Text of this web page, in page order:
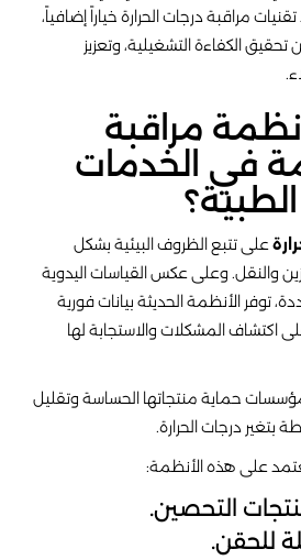
مراقبة درجات الحرارة خياراً إضافياً،
الكفاءة التشغيلية، وتعزيز
مراقبة
في الخدمات
على تتبع الظروف البيئية بشكل
والنقل. وعلى عكس القياسات اليدوية
توفر الأنظمة الحديثة بيانات فورية
اكتشاف المشكلات والاستجابة لها
حماية منتجاتها الحساسة وتقليل
بتغير درجات الحرارة.
على هذه الأنظمة:
التحصين.
للحقن.